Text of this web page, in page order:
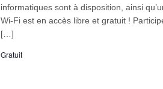
informatiques sont à disposition, ainsi
Wi-Fi est en accès libre et gratuit !
[…]
Gratuit